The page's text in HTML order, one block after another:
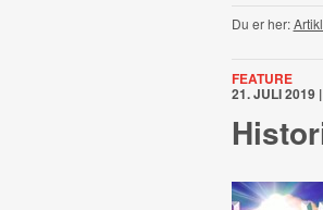
Du er her:
FEATURE
21. JULI 2019